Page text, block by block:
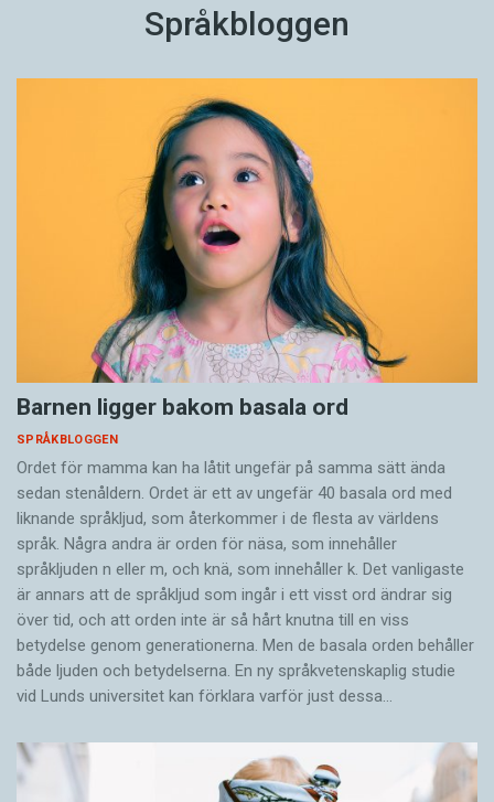
Språkbloggen
Barnen ligger bakom basala ord
SPRÅKBLOGGEN
Ordet för mamma kan ha låtit ungefär på samma sätt ända
sedan stenåldern. Ordet är ett av ungefär 40 basala ord med
liknande språkljud, som återkommer i de flesta av världens
språk. Några andra är orden för näsa, som innehåller
språkljuden n eller m, och knä, som innehåller k. Det vanligaste
är annars att de språkljud som ingår i ett visst ord ändrar sig
över tid, och att orden inte är så hårt knutna till en viss
betydelse genom generationerna. Men de basala orden behåller
både ljuden och betydelserna. En ny språkvetenskaplig studie
vid Lunds universitet kan förklara varför just dessa…